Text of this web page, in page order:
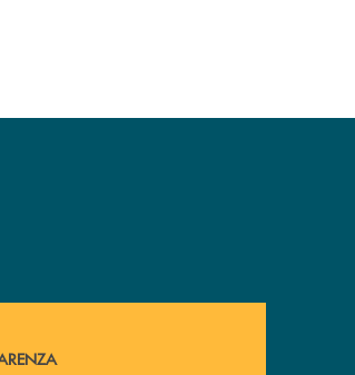
documenti ? Vai alla pagina